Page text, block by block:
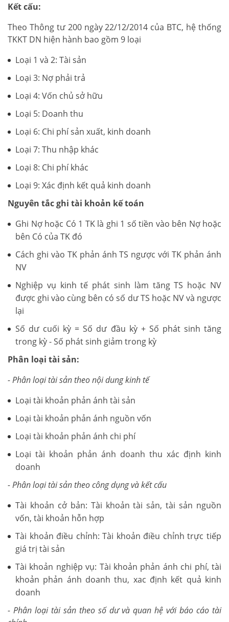
Kết cấu:
Theo Thông tư 200 ngày 22/12/2014 của BTC, hệ thống
TKKT DN hiện hành bao gồm 9 loại
Loại 1 và 2: Tài sản
Loại 3: Nợ phải trả
Loại 4: Vốn chủ sở hữu
Loại 5: Doanh thu
Loại 6: Chi phí sản xuất, kinh doanh
Loại 7: Thu nhập khác
Loại 8: Chi phí khác
Loại 9: Xác định kết quả kinh doanh
Nguyên tắc ghi tài khoản kế toán
Ghi Nợ hoặc Có 1 TK là ghi 1 số tiền vào bên Nợ hoặc
bên Có của TK đó
Cách ghi vào TK phản ánh TS ngược với TK phản ánh
NV
Nghiệp vụ kinh tế phát sinh làm tăng TS hoặc NV
được ghi vào cùng bên có số dư TS hoặc NV và ngược
lại
Số dư cuối kỳ = Số dư đầu kỳ + Số phát sinh tăng
trong kỳ - Số phát sinh giảm trong kỳ
Phân loại tài sản:
- Phân loại tài sản theo nội dung kinh tế
Loại tài khoản phản ánh tài sản
Loại tài khoản phản ánh nguồn vốn
Loại tài khoản phản ánh chi phí
Loại tài khoản phản ánh doanh thu xác định kinh
doanh
- Phân loại tài sản theo công dụng và kết cấu
Tài khoản cở bản: Tài khoản tài sản, tài sản nguồn
vốn, tài khoản hỗn hợp
Tài khoản điều chỉnh: Tài khoản điều chỉnh trực tiếp
giá trị tài sản
Tài khoản nghiệp vụ: Tài khoản phản ánh chi phí, tài
khoản phản ánh doanh thu, xac định kết quả kinh
doanh
- Phân loại tài sản theo số dư và quan hệ với báo cáo tài